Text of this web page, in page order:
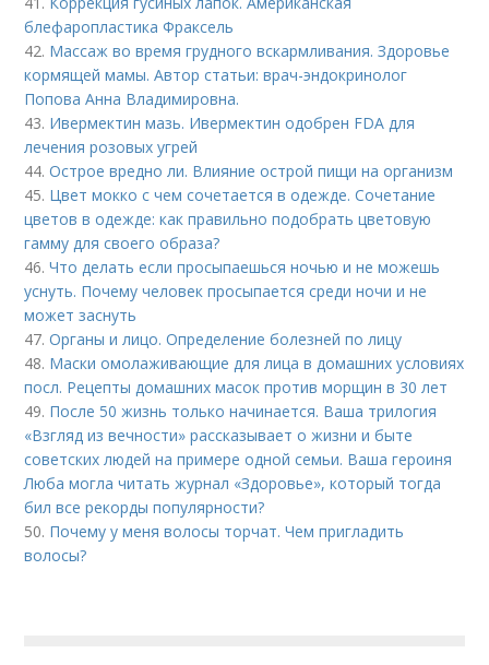
блефаропластика Фраксель
42. Массаж во время грудного вскармливания. Здоровье
кормящей мамы. Автор статьи: врач-эндокринолог
Попова Анна Владимировна.
43. Ивермектин мазь. Ивермектин одобрен FDA для
лечения розовых угрей
44.Острое вредно ли. Влияние острой пищи на организм
45. Цвет мокко с чем сочетается в одежде. Сочетание
цветов в одежде: как правильно подобрать цветовую
гамму для своего образа?
46.Что делать если просыпаешься ночью и не можешь
уснуть. Почему человек просыпается среди ночи и не
может заснуть
47.Органы и лицо. Определение болезней по лицу
48. Маски омолаживающие для лица в домашних условиях
посл. Рецепты домашних масок против морщин в 30 лет
49. После 50 жизнь только начинается. Ваша трилогия
«Взгляд из вечности» рассказывает о жизни и быте
советских людей на примере одной семьи. Ваша героиня
Люба могла читать журнал «Здоровье», который тогда
бил все рекорды популярности?
50. Почему у меня волосы торчат. Чем пригладить
волосы?